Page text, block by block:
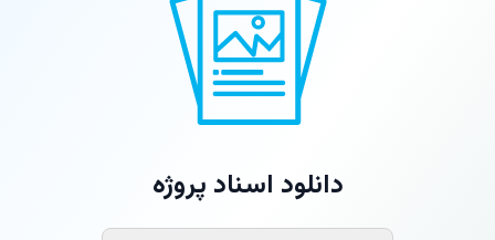
دانلود اسناد پروژه